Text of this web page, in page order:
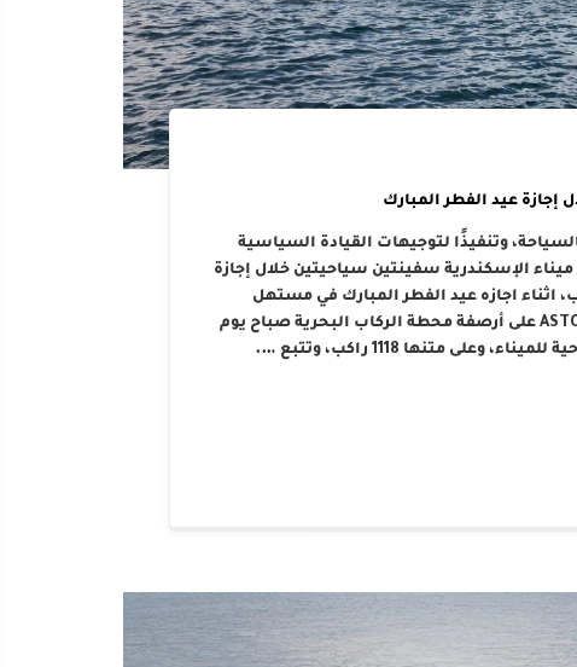
عيد الفطر المبارك
وتنفيذًا لتوجيهات القيادة السياسية
الإسكندرية سفينتين سياحيتين خلال إجازة
المبارك، بإجمالي عدد ركاب بلغ 2109 راكب، اثناء اجازه عيد الفطر المبارك في مستهل
موسم 2026. هذا وقد رست السفينة ASTORIA GRANDE على أرصفة محطة الركاب البحرية صباح يوم